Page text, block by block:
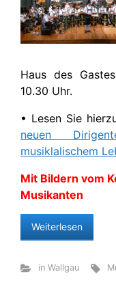
Haus des
10.30 Uhr.
• Lesen Sie
neuen
musiklalischem
Mit Bildern vom
Musikanten
Weiterlesen
in Wallgau